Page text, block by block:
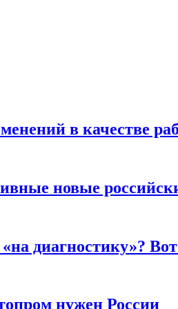
в качестве
новые
диагностику»?
нужен России